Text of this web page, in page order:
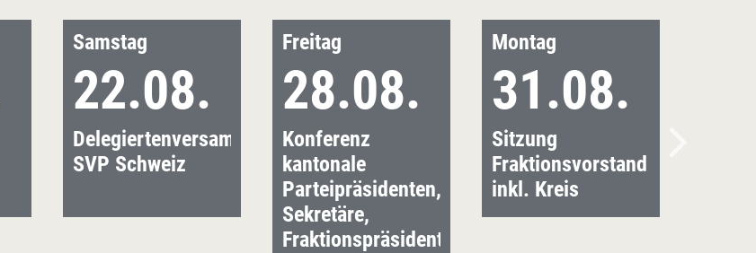
Samstag
22.08.
Delegiertenversammlung
SVP Schweiz
Freitag
28.08.
Konferenz
kantonale
Parteipräsidenten,
Sekretäre,
Fraktionspräsidenten
Montag
31.08.
Sitzung
Fraktionsvorstand
inkl. Kreis